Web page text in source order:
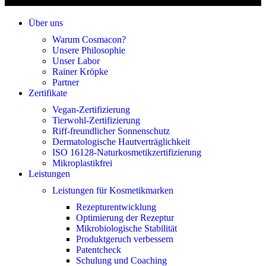
Über uns
Warum Cosmacon?
Unsere Philosophie
Unser Labor
Rainer Kröpke
Partner
Zertifikate
Vegan-Zertifizierung
Tierwohl-Zertifizierung
Riff-freundlicher Sonnenschutz
Dermatologische Hautverträglichkeit
ISO 16128-Naturkosmetikzertifizierung
Mikroplastikfrei
Leistungen
Leistungen für Kosmetikmarken
Rezepturentwicklung
Optimierung der Rezeptur
Mikrobiologische Stabilität
Produktgeruch verbessern
Patentcheck
Schulung und Coaching